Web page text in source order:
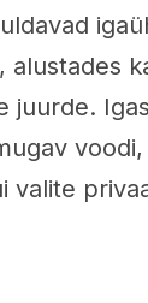
alustades
juurde.
valite